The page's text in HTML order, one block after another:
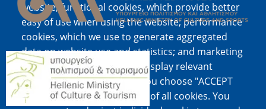
website; functional cookies, which provide better
easy of use when using the website; performance
cookies, which we use to generate aggregated
data on website use and statistics; and marketing
cookies, which are used to display relevant
content and advertising. If you choose "ACCEPT
ALL", you consent to the use of all cookies. You
Image